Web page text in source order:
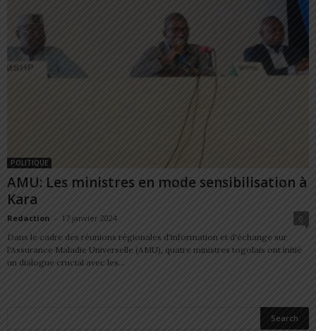
POLITIQUE
AMU: Les ministres en mode sensibilisation à
Kara
Redaction - 17 janvier 2024
0
Dans le cadre des réunions régionales d'information et d'échange sur
l'Assurance Maladie Universelle (AMU), quatre ministres togolais ont initié
un dialogue crucial avec les...